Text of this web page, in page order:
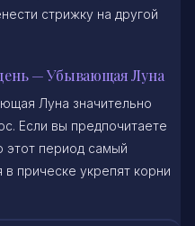
стрижку на другой
— Убывающая Луна
Луна значительно
Если вы предпочитаете
этот период самый
прическе укрепят корни